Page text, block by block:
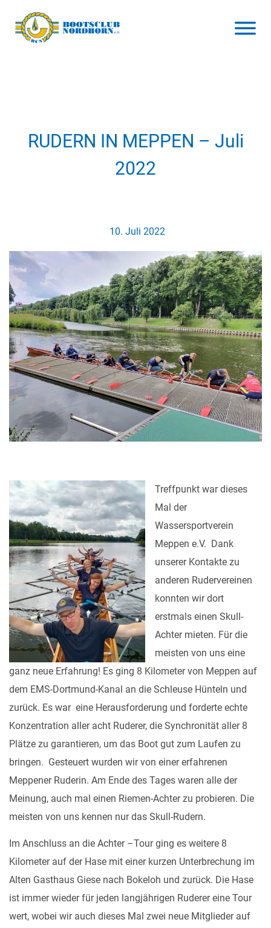
RUDERN IN MEPPEN – Juli
2022
10. Juli 2022
Treffpunkt war dieses
Mal der
Wassersportverein
Meppen e.V. Dank
unserer Kontakte zu
anderen Rudervereinen
konnten wir dort
erstmals einen Skull-
Achter mieten. Für die
meisten von uns eine
ganz neue Erfahrung! Es ging 8 Kilometer von Meppen auf
dem EMS-Dortmund-Kanal an die Schleuse Hünteln und
zurück. Es war eine Herausforderung und forderte echte
Konzentration aller acht Ruderer, die Synchronität aller 8
Plätze zu garantieren, um das Boot gut zum Laufen zu
bringen. Gesteuert wurden wir von einer erfahrenen
Meppener Ruderin. Am Ende des Tages waren alle der
Meinung, auch mal einen Riemen-Achter zu probieren. Die
meisten von uns kennen nur das Skull-Rudern.
Im Anschluss an die Achter –Tour ging es weitere 8
Kilometer auf der Hase mit einer kurzen Unterbrechung im
Alten Gasthaus Giese nach Bokeloh und zurück. Die Hase
ist immer wieder für jeden langjährigen Ruderer eine Tour
wert, wobei wir auch dieses Mal zwei neue Mitglieder auf